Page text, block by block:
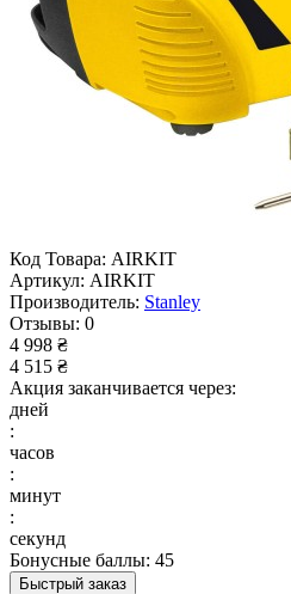
Код Товара: AIRKIT
Артикул: AIRKIT
Производитель: Stanley
Отзывы: 0
4 998 ₴
4 515 ₴
Акция заканчивается через:
дней
:
часов
:
минут
:
секунд
Бонусные баллы: 45
Быстрый заказ